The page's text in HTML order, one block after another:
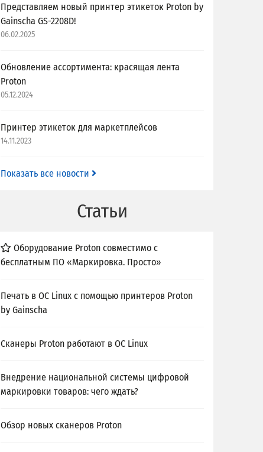
Представляем новый принтер этикеток Proton by
Gainscha GS-2208D!
06.02.2025
Обновление ассортимента: красящая лента
Proton
05.12.2024
Принтер этикеток для маркетплейсов
14.11.2023
Показать все новости
Статьи
Оборудование Proton совместимо с
бесплатным ПО «Маркировка. Просто»
Печать в ОС Linux с помощью принтеров Proton
by Gainscha
Сканеры Proton работают в ОС Linux
Внедрение национальной системы цифровой
маркировки товаров: чего ждать?
Обзор новых сканеров Proton